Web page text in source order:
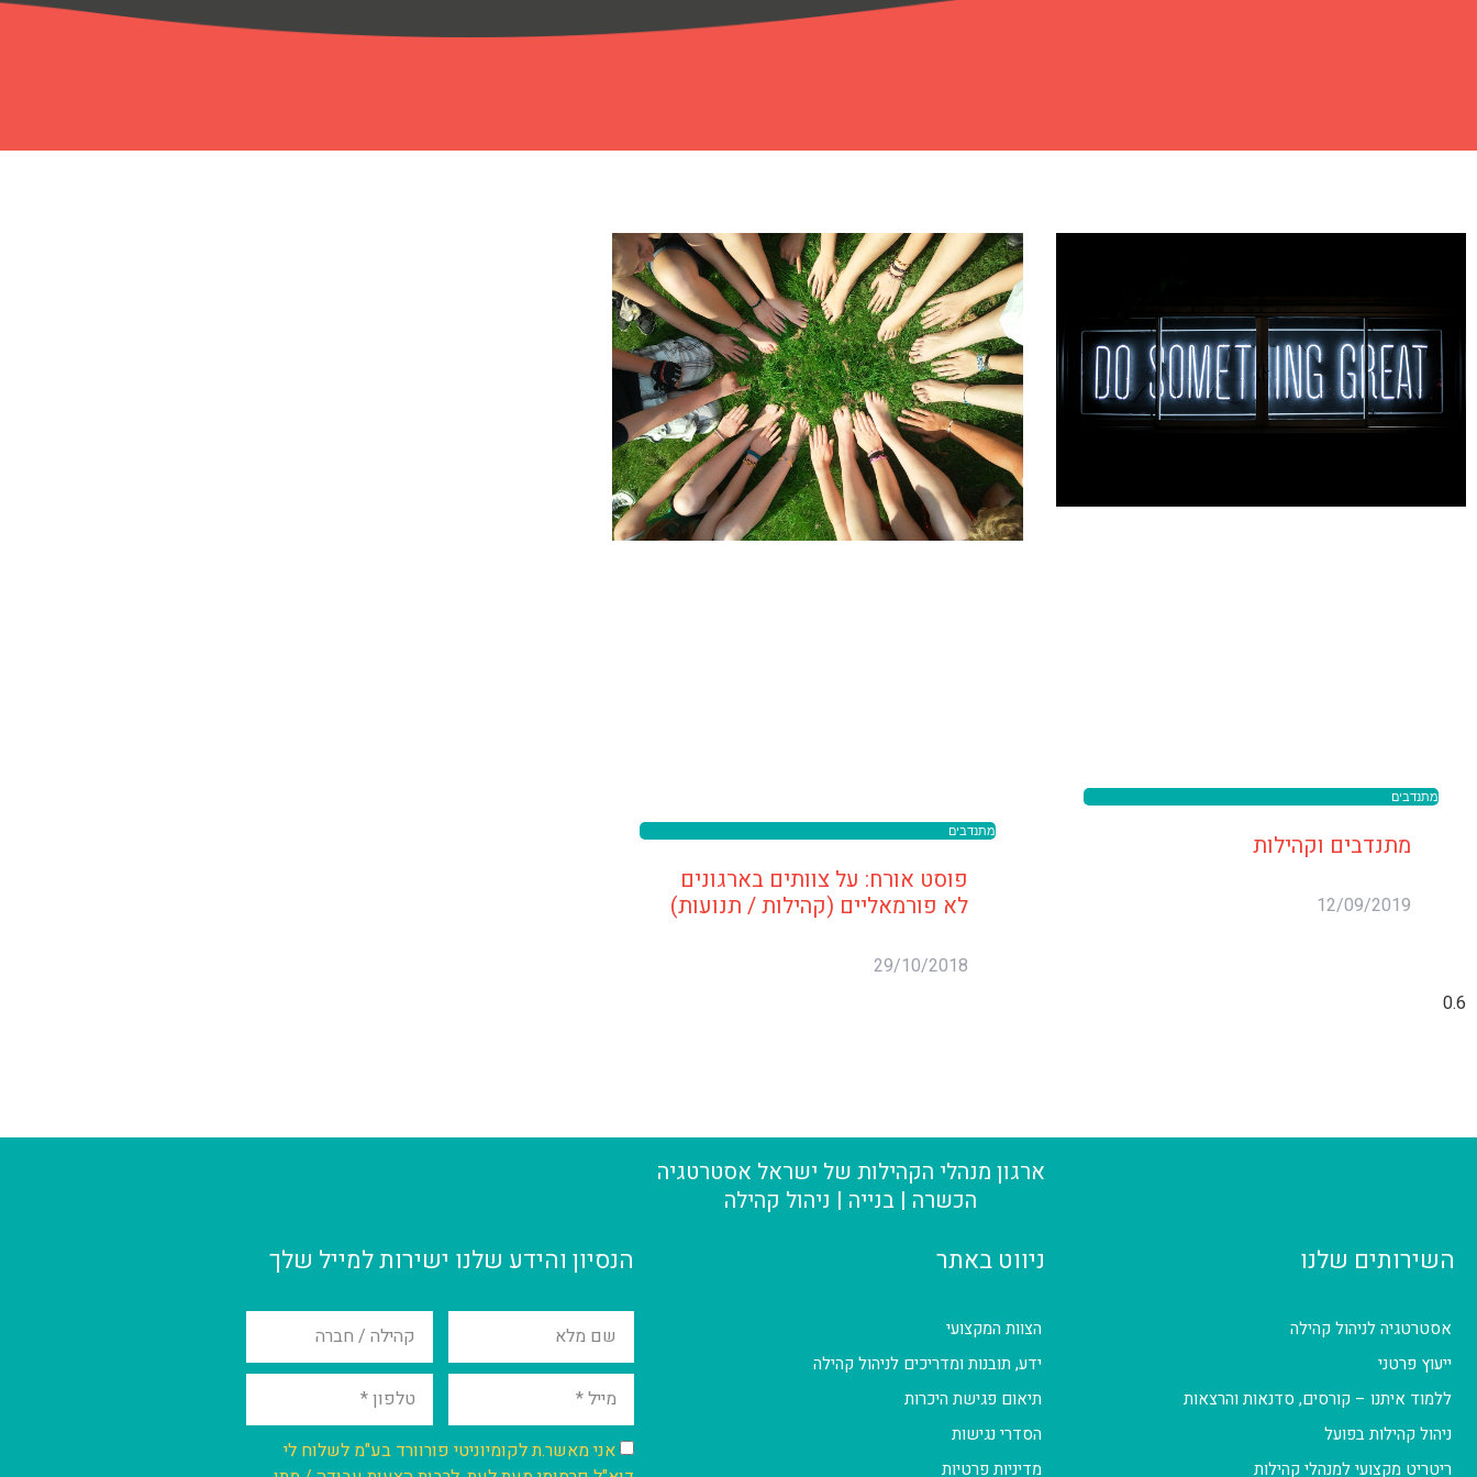
מתנדבים
מתנדבים וקהילות
12/09/2019
מתנדבים
פוסט אורח: על צוותים בארגונים
לא פורמאליים (קהילות / תנועות)
29/10/2018
ארגון מנהלי הקהילות של ישראל אסטרטגיה
הכשרה | בנייה | ניהול קהילה
השירותים שלנו
אסטרטגיה לניהול קהילה
ייעוץ פרטני
ללמוד איתנו – קורסים, סדנאות והרצאות
ניהול קהילות בפועל
ריטריט מקצועי למנהלי קהילות
ניווט באתר
הצוות המקצועי
ידע, תובנות ומדריכים לניהול קהילה
תיאום פגישת היכרות
הסדרי נגישות
מדיניות פרטיות
הנסיון והידע שלנו ישירות למייל שלך
אני מאשר.ת לקומיוניטי פורוורד בע"מ לשלוח לי